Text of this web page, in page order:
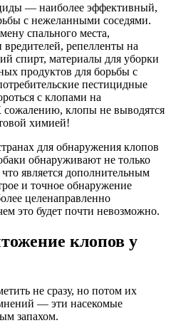
— наиболее эффективный,
с нежеланными соседями.
спального места,
вредителей, репелленты на
спирт, материалы для уборки
продуктов для борьбы с
пестицидные
с клопами на
клопы не выводятся
химией!
для обнаружения клопов
обнаруживают не только
является дополнительным
и точное обнаружение
целенаправленно
это будет почти невозможно.
клопов у
не сразу, но потом их
— эти насекомые
запахом.